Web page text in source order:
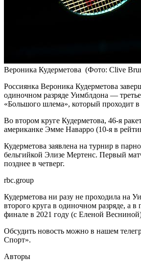
Вероника Кудерметова (Фото: Clive
Россиянка Вероника Кудерметова
одиночном разряде Уимблдона —
«Большого шлема», который проходит
Во втором круге Кудерметова, 46-я
американке Эмме Наварро (10-я в
Кудерметова заявлена на турнир в
бельгийкой Элизе Мертенс. Первый
позднее в четверг.
rbc.group
Кудерметова ни разу не проходила на
второго круга в одиночном разряде, а
финале в 2021 году (с Еленой
Обсудить новость можно в нашем
Спорт».
Авторы